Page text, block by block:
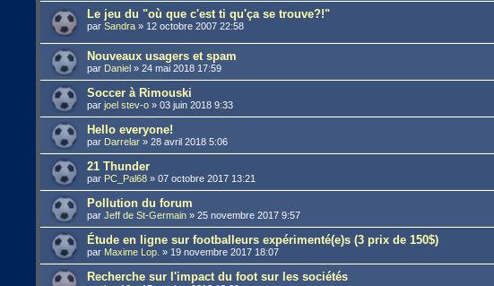
Le jeu du "où que c'est ti qu'ça se trouve?!"
parSandra » 12 octobre 2007 22:58
Nouveaux usagers et spam
par Daniel »24 mai 2018 17:59
Soccer à Rimouski
parjoel stev-o »03 juin 2018 9:33
Hello everyone!
par Darrelar »28 avril 2018 5:06
21 Thunder
par PC_Pal68 »07 octobre 2017 13:21
Pollution du forum
parJeff de St-Germain »25 novembre 2017 9:57
Étude en ligne sur footballeurs expérimenté(e)s (3 prix de 150$)
par Maxime Lop. » 19 novembre 2017 18:07
Recherche sur l'impact du foot sur les sociétés